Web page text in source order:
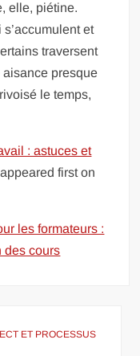
elle, piétine.
et
traversent
presque
le temps,
: astuces et
first on
les formateurs :
des cours
ET PROCESSUS